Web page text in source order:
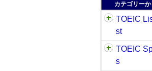
カテゴリー
TOEIC
st
TOEIC
s